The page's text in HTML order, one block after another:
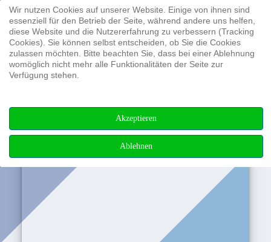
Suchen ...
Wir nutzen Cookies auf unserer Website. Einige von ihnen sind
essenziell für den Betrieb der Seite, während andere uns helfen,
diese Website und die Nutzererfahrung zu verbessern (Tracking
Cookies). Sie können selbst entscheiden, ob Sie die Cookies
zulassen möchten. Bitte beachten Sie, dass bei einer Ablehnung
womöglich nicht mehr alle Funktionalitäten der Seite zur
Verfügung stehen.
Akzeptieren
Ablehnen